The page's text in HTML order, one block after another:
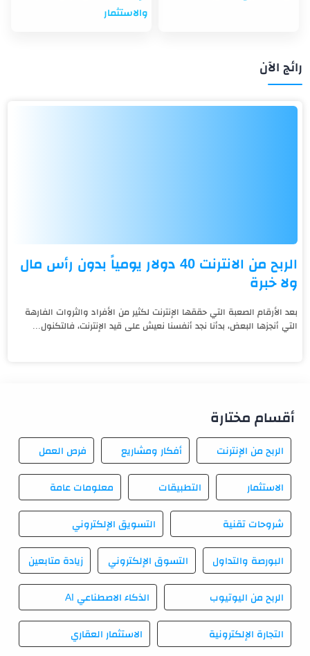
والاستثمار
رائج الآن
الربح من الانترنت 40 دولار يومياً بدون رأس مال
ولا خبرة
بعد الأرقام الصعبة التي حققها الإنترنت لكثير من الأفراد والثروات الفارهة
التي أنجزها البعض، بدأنا نجد أنفسنا نعيش على قيد الإنترنت، فالتكنول...
أقسام مختارة
الربح من الإنترنت أفكار ومشاريع فرص العمل
الاستثمار التطبيقات معلومات عامة
شروحات تقنية التسويق الإلكتروني
البورصة والتداول التسوق الإلكتروني زيادة متابعين
الربح من اليوتيوب الذكاء الاصطناعي AI
التجارة الإلكترونية الاستثمار العقاري